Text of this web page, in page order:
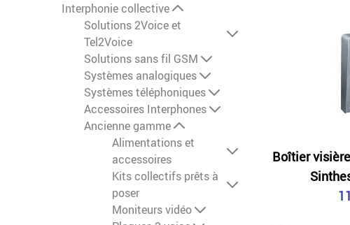
Interphonie collective
Solutions 2Voice et
Tel2Voice
Solutions sans fil GSM
Systèmes analogiques
Systèmes téléphoniques
Accessoires Interphones
Ancienne gamme
Alimentations et
accessoires
Kits collectifs prêts à
poser
Moniteurs vidéo
Boîtier